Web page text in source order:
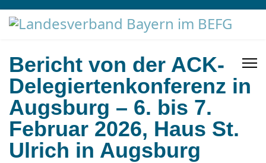
Bericht von der ACK-
Delegiertenkonferenz in
Augsburg – 6. bis 7.
Februar 2026, Haus St.
Ulrich in Augsburg